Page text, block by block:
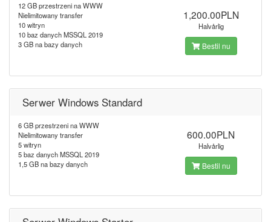
12 GB przestrzeni na WWW
Nielimitowany transfer
10 witryn
10 baz danych MSSQL 2019
3 GB na bazy danych
1,200.00PLN
Halvårlig
Bestil nu
Serwer Windows Standard
6 GB przestrzeni na WWW
Nielimitowany transfer
5 witryn
5 baz danych MSSQL 2019
1,5 GB na bazy danych
600.00PLN
Halvårlig
Bestil nu